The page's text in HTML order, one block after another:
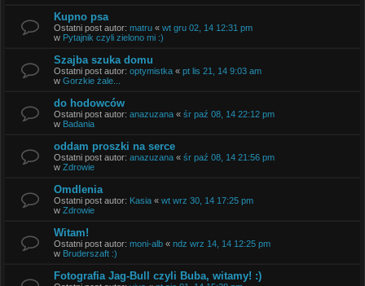
Kupno psa
Ostatni post autor: matru « wt gru 02, 14 12:31 pm
w Pytajnik czyli zielono mi :)
Szajba szuka domu
Ostatni post autor: optymistka « pt lis 21, 14 9:03 am
w Gorzkie żale...
do hodowców
Ostatni post autor: anazuzana « śr paź 08, 14 22:12 pm
w Badania
oddam proszki na serce
Ostatni post autor: anazuzana « śr paź 08, 14 21:56 pm
w Zdrowie
Omdlenia
Ostatni post autor: Kasia « wt wrz 30, 14 17:25 pm
w Zdrowie
Witam!
Ostatni post autor: moni-alb « ndz wrz 14, 14 12:25 pm
w Bruderszaft :)
Fotografia Jag-Bull czyli Buba, witamy! :)